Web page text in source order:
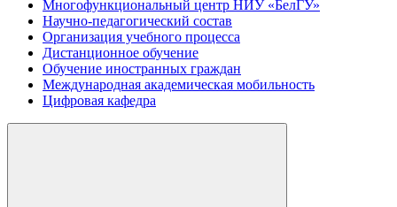
Многофункциональный центр НИУ «БелГУ»
Научно-педагогический состав
Организация учебного процесса
Дистанционное обучение
Обучение иностранных граждан
Международная академическая мобильность
Цифровая кафедра